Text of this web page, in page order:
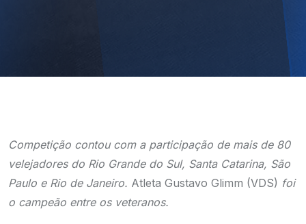
Competição contou com a participação de mais de 80
velejadores do Rio Grande do Sul, Santa Catarina, São
Paulo e Rio de Janeiro. Atleta Gustavo Glimm (VDS) foi
o campeão entre os veteranos.